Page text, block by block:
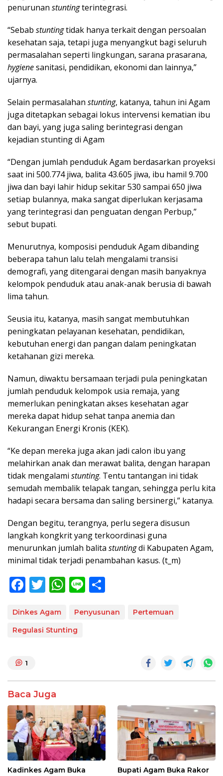
penurunan stuntingterintegrasi.
“Sebab stuntingtidak hanya terkait dengan persoalan
kesehatan saja, tetapi juga menyangkut bagi seluruh
permasalahan seperti lingkungan, sarana prasarana,
hygienesanitasi, pendidikan, ekonomi dan lainnya,”
ujarnya.
Selain permasalahan stunting, katanya, tahun ini Agam
juga ditetapkan sebagai lokus intervensi kematian ibu
dan bayi, yang juga saling berintegrasi dengan
kejadian stunting di Agam
“Dengan jumlah penduduk Agam berdasarkan proyeksi
saat ini 500.774 jiwa, balita 43.605 jiwa, ibu hamil 9.700
jiwa dan bayi lahir hidup sekitar 530 sampai 650 jiwa
setiap bulannya, maka sangat diperlukan kerjasama
yang terintegrasi dan penguatan dengan Perbup,”
sebut bupati.
Menurutnya, komposisi penduduk Agam dibanding
beberapa tahun lalu telah mengalami transisi
demografi, yang ditengarai dengan masih banyaknya
kelompok penduduk atau anak-anak berusia di bawah
lima tahun.
Seusia itu, katanya, masih sangat membutuhkan
peningkatan pelayanan kesehatan, pendidikan,
kebutuhan energi dan pangan dalam peningkatan
ketahanan gizi mereka.
Namun, diwaktu bersamaan terjadi pula peningkatan
jumlah penduduk kelompok usia remaja, yang
memerlukan peningkatan akses kesehatan agar
mereka dapat hidup sehat tanpa anemia dan
Kekurangan Energi Kronis (KEK).
“Ke depan mereka juga akan jadi calon ibu yang
melahirkan anak dan merawat balita, dengan harapan
tidak mengalami stunting. Tentu tantangan ini tidak
semudah membalik telapak tangan, sehingga perlu kita
hadapi secara bersama dan saling bersinergi,” katanya.
Dengan begitu, terangnya, perlu segera disusun
langkah kongkrit yang terkoordinasi guna
menurunkan jumlah balita stuntingdi Kabupaten Agam,
minimal tidak terjadi penambahan kasus. (t_m)
F
e
b
o
k
T
itt
er
W
at
s
p
Li
e ar
Dinkes Agam Penyusunan
Pertemuan
Regulasi Stunting
1
Baca Juga
Kadinkes Agam Buka
Bupati Agam Buka Rakor